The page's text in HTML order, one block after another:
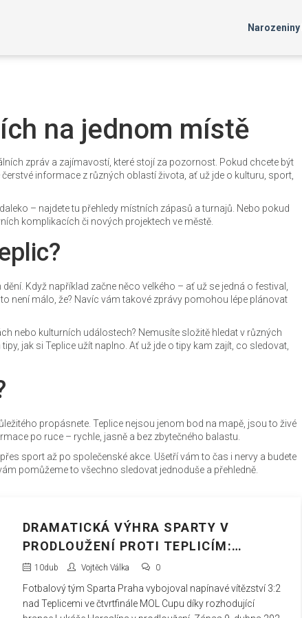
Narozeniny
na jednom místě
zpráv a zajímavostí, které stojí za pozornost. Pokud chcete být
informace z různých oblastí života, ať už jde o kulturu, sport,
– najdete tu přehledy místních zápasů a turnajů. Nebo pokud
komplikacích či nových projektech ve městě.
Když například začne něco velkého – ať už se jedná o festival,
není málo, že? Navíc vám takové zprávy pomohou lépe plánovat
nebo kulturních událostech? Nemusíte složitě hledat v různých
jak si Teplice užít naplno. Ať už jde o tipy kam zajít, co sledovat,
propásnete. Teplice nejsou jenom bod na mapě, jsou to živé
po ruce – rychle, jasně a bez zbytečného balastu.
sport až po společenské akce. Ušetří vám to čas i nervy a budete
pomůžeme to všechno sledovat jednoduše a přehledně.
DRAMATICKÁ VÝHRA SPARTY V
PRODLOUŽENÍ PROTI TEPLICÍM:
HARASLÍN ROZHODL ČTVRTFINÁLE
10dub Vojtěch Válka 0
Fotbalový tým Sparta Praha vybojoval napínavé vítězství 3:2
nad Teplicemi ve čtvrtfinále MOL Cupu díky rozhodující